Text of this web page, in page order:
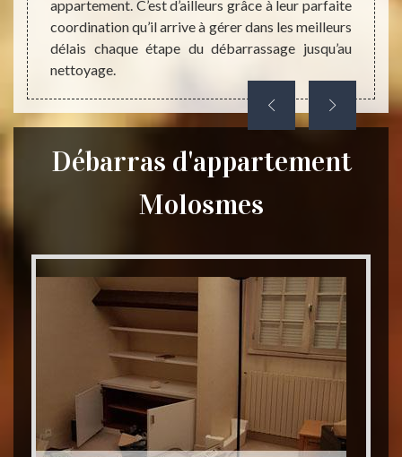
la
appartement. C’est d’ailleurs grâce à leur parfaite
coordination qu’il arrive à gérer dans les meilleurs
délais chaque étape du débarrassage jusqu’au
nettoyage.
Débarras d'appartement
Molosmes